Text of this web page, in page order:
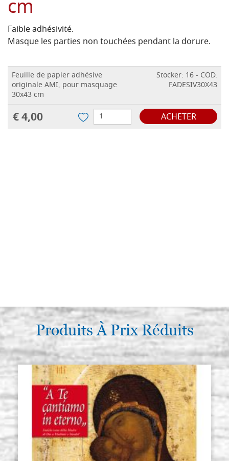
cm
Faible adhésivité.
Masque les parties non touchées pendant la dorure.
Feuille de papier adhésive
originale AMI, pour masquage
30x43 cm
Stocker: 16 - COD.
FADESIV30X43
€ 4,00 ACHETER
Produits À Prix Réduits